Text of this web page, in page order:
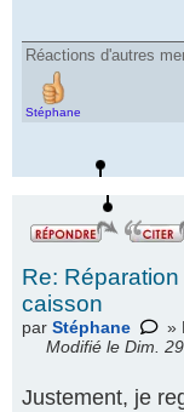
Réactions d'autres
Stéphane
Re:
caisson
par Stéphane
»
Modifié le Dim.
Justement, je